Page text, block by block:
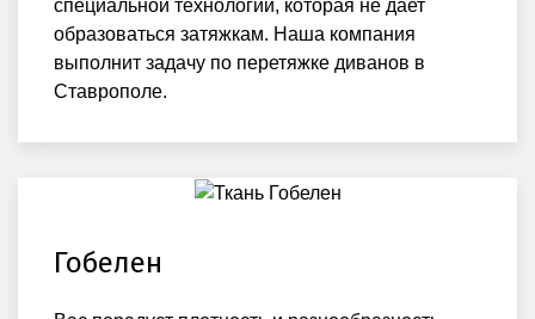
специальной технологии, которая не дает
образоваться затяжкам. Наша компания
выполнит задачу по перетяжке диванов в
Ставрополе.
Гобелен